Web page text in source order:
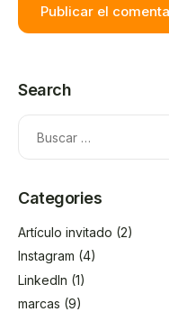
Search
Categories
Artículo invitado (2)
Instagram (4)
LinkedIn (1)
marcas (9)